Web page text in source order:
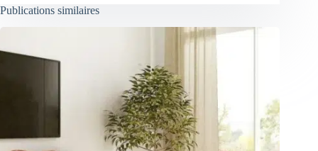
Publications similaires